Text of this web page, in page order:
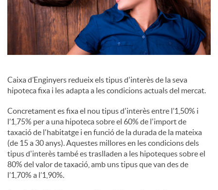
s
Caixa d’Enginyers redueix els tipus d'interès de la seva
hipoteca fixa i les adapta a les condicions actuals del mercat.
Concretament es fixa el nou tipus d'interès entre l’1,50% i
l’1,75% per a una hipoteca sobre el 60% de l'import de
taxació de l'habitatge i en funció de la durada de la mateixa
(de 15 a 30 anys). Aquestes millores en les condicions dels
tipus d'interès també es traslladen a les hipoteques sobre el
80% del valor de taxació, amb uns tipus que van des de
l’1,70% a l’1,90%.